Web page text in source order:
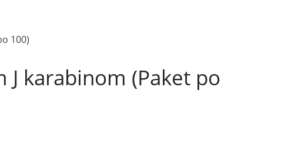
100)
karabinom (Paket po